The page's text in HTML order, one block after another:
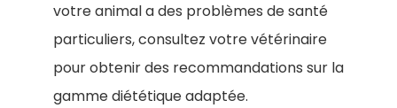
votre animal a des problèmes de santé
particuliers, consultez votre vétérinaire
pour obtenir des recommandations sur la
gamme diététique adaptée.